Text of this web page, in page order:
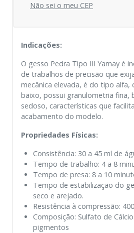
Não sei o meu CEP
Indicações:
O gesso Pedra Tipo III Yamay é
de trabalhos de precisão que
mecânica elevada, é do tipo
baixo, possui granulometria fina,
sedoso, características que
acabamento do modelo.
Propriedades Físicas:
Consistência: 30 a 45 ml de
Tempo de trabalho: 4 a 8
Tempo de presa: 8 a 10
Tempo de estabilização do
seco e arejado.
Resistência à compressão:
Composição: Sulfato de
pigmentos